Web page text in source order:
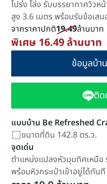
โปร่ง โล่ง รับบรรยากาศวิวห
สูง 3.6 เมตร พร้อมรับข้อเส
จากราคาปกติ19.49ล้านบาท
พิเศษ 16.49 ล้านบาท
ข้อมูลบ้า
ติด
แบบบ้าน Be Refreshed
ขนาดที่ดิน 142.8 ตร.ว.
จุดเด่น
ตำแหน่งแปลงหัวมุมทิศเหนือ รับลมเย็นสบ
พร้อมหิวกระเป๋าเข้าอยู่ได้ทั